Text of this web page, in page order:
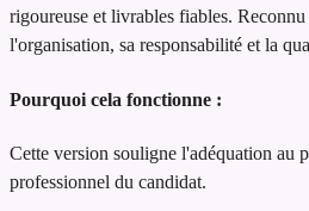
rigoureuse et livrables fiables. Reconnu
l'organisation, sa responsabilité et la
Pourquoi cela fonctionne :
Cette version souligne l'adéquation au
professionnel du candidat.